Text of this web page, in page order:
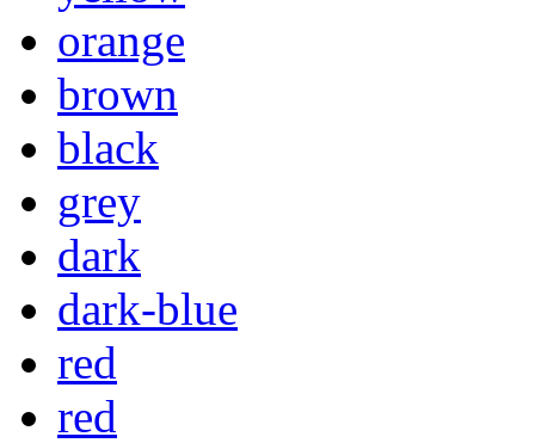
orange
brown
black
grey
dark
dark-blue
red
red